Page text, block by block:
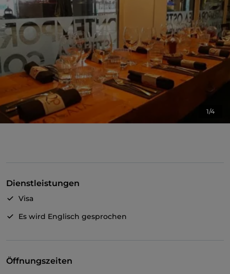
1/4
Dienstleistungen
Visa
Es wird Englisch gesprochen
Öffnungszeiten